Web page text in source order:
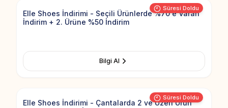
Süresi Doldu
Elle Shoes İndirimi - Seçili Ürünlerde %70'e Varan
İndirim + 2. Ürüne %50 İndirim
Bilgi Al
Süresi Doldu
Add to
Elle Shoes İndirimi - Çantalarda 2 ve Üzeri Ürün